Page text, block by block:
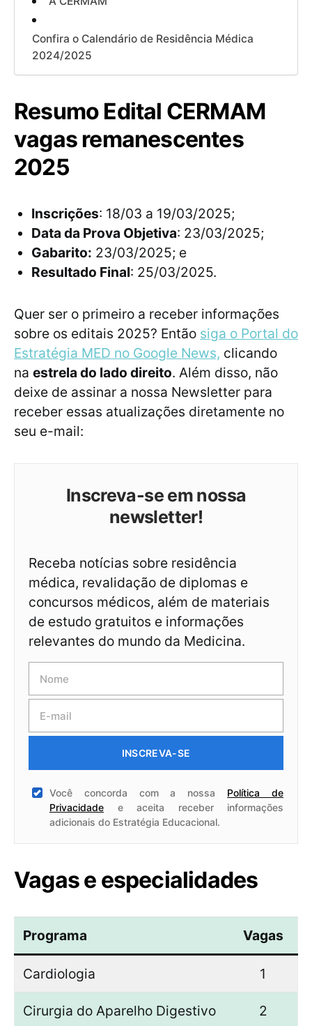
Confira o Calendário de Residência Médica
2024/2025
Resumo Edital CERMAM
vagas remanescentes
2025
Inscrições: 18/03 a 19/03/2025;
Data da Prova Objetiva: 23/03/2025;
Gabarito: 23/03/2025; e
Resultado Final: 25/03/2025.
Quer ser o primeiro a receber informações
sobre os editais 2025? Então siga o Portal do
Estratégia MED no Google News, clicando
na estrela do lado direito. Além disso, não
deixe de assinar a nossa Newsletter para
receber essas atualizações diretamente no
seu e-mail:
Inscreva-se em nossa
newsletter!
Receba notícias sobre residência
médica, revalidação de diplomas e
concursos médicos, além de materiais
de estudo gratuitos e informações
relevantes do mundo da Medicina.
INSCREVA-SE
Você concorda com a nossa Política de
Privacidade e aceita receber informações
adicionais do Estratégia Educacional.
Vagas e especialidades
Programa Vagas
Cardiologia 1
Cirurgia do Aparelho Digestivo 2